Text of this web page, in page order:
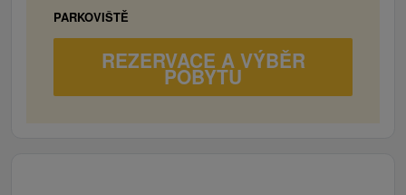
PARKOVIŠTĚ
REZERVACE A VÝBĚR
POBYTU